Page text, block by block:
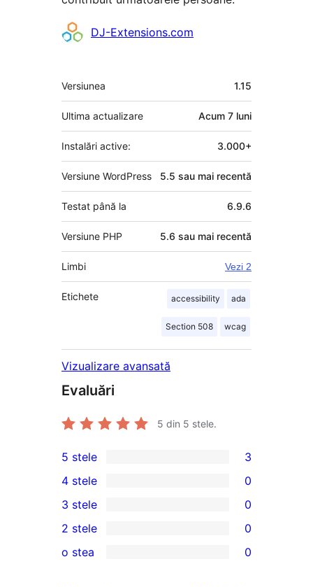
Contributori
DJ-Extensions.com
Meta
Versiunea 1.15
Ultima actualizare Acum 7 luni
Instalări active: 3.000+
Versiune WordPress 5.5 sau mai recentă
Testat până la 6.9.6
Versiune PHP 5.6 sau mai recentă
Limbi Vezi 2
Etichete accessibility ada
Section 508 wcag
Vizualizare avansată
Evaluări
5 din 5 stele.
3
5
–
recenzii
(stele)
5 stele 3
4
–
recenzii
4 stele 0
0
3
–
3 stele 0
2
2 stele 0
0
o stea 0